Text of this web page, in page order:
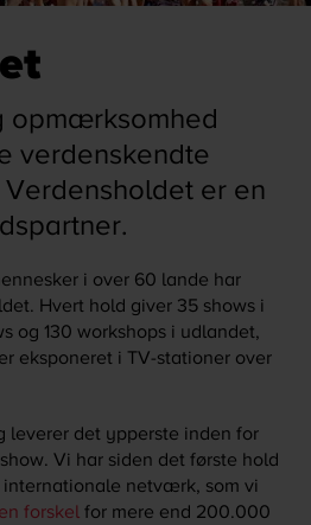
opmærksomhed
verdenskendte
Verdensholdet er en
i over 60 lande har
Hvert hold giver 35 shows i
og 130 workshops i udlandet,
eksponeret i TV-stationer over
leverer det ypperste inden for
Vi har siden det første hold
netværk, som vi
forskel for mere end 200.000
DGI.DK ENGLISH